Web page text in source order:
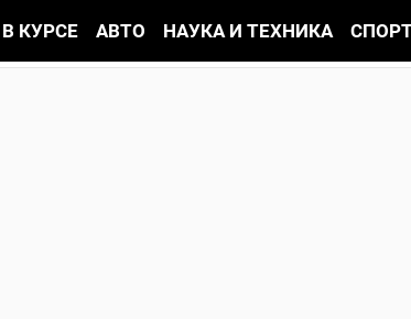
В КУРСЕ АВТО НАУКА И ТЕХНИКА